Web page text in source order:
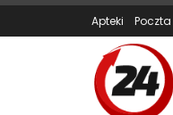
Apteki Poczta